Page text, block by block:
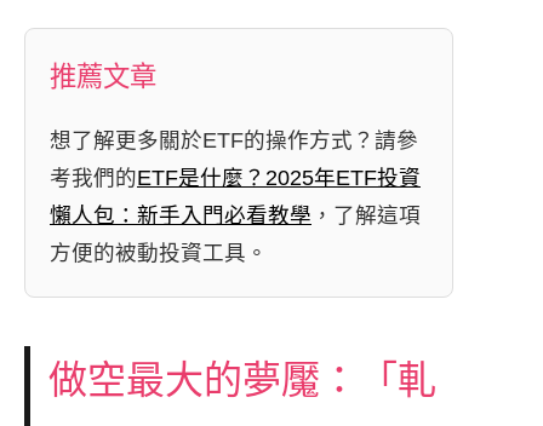
推薦文章
想了解更多關於ETF的操作方式？請參
考我們的ETF是什麼？2025年ETF投資
懶人包：新手入門必看教學 ，了解這項
方便的被動投資工具。
做空最大的夢魘：「軋